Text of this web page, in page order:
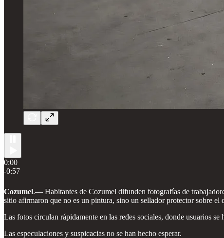
0:00
-0:57
Cozumel.— Habitantes de Cozumel difunden fotografías de
sitio afirmaron que no es un pintura, sino un sellador protector sobre el
Las fotos circulan rápidamente en las redes sociales, donde usuarios
Las especulaciones y suspicacias no se han hecho esperar.